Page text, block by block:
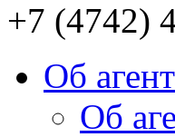
+7 (4742)
Об
Об